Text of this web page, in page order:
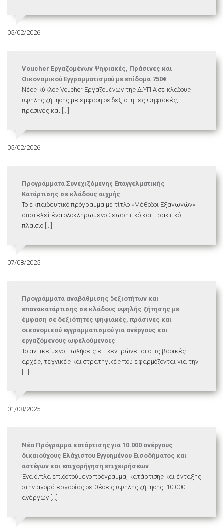
05/02/2026
Voucher Εργαζομένων Ψηφιακές, Πράσινες και
Οικονομικού Εγγραμματισμού με επίδομα 750€
Νέος κύκλος Voucher Εργαζομένων της Δ.ΥΠ.Α σε κλάδους
υψηλής ζήτησης με έμφαση σε δεξιότητες ψηφιακές,
πράσινες και [...]
05/02/2026
Προγράμματα Συνεχιζόμενης Επαγγελματικής
Κατάρτισης σε κλάδους αιχμής
Το εκπαιδευτικό πρόγραμμα με τίτλο «Μέθοδοι Εξαγωγών»
αποτελεί ένα ολοκληρωμένο θεωρητικό και πρακτικό
πλαίσιο [...]
07/08/2025
Προγράμματα αναβάθμισης δεξιοτήτων και
επανακατάρτισης σε κλάδους υψηλής ζήτησης με
έμφαση σε δεξιότητες ψηφιακές, πράσινες και
οικονομικού εγγραμματισμού για ανέργους και
εργαζόμενους ωφελούμενους
Το αντικείμενο Πωλήσεις επικεντρώνεται στις βασικές
αρχές, τεχνικές και στρατηγικές που εφαρμόζονται για την
[...]
01/08/2025
Νέο Πρόγραμμα κατάρτισης για 10.000 ανέργους
δικαιούχους Ελάχιστου Εγγυημένου Εισοδήματος και
αστέγων και επιχορήγηση επιχειρήσεων
Ένα διπλά επιδοτούμενο πρόγραμμα, κατάρτισης και ένταξης
στην αγορά εργασίας σε θέσεις υψηλής ζήτησης, 10.000
ανέργων [...]